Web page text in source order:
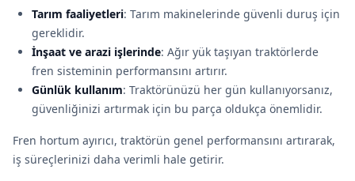
Tarım faaliyetleri: Tarım makinelerinde güvenli duruş için
gereklidir.
İnşaat ve arazi işlerinde: Ağır yük taşıyan traktörlerde
fren sisteminin performansını artırır.
Günlük kullanım: Traktörünüzü her gün kullanıyorsanız,
güvenliğinizi artırmak için bu parça oldukça önemlidir.
Fren hortum ayırıcı, traktörün genel performansını artırarak,
iş süreçlerinizi daha verimli hale getirir.